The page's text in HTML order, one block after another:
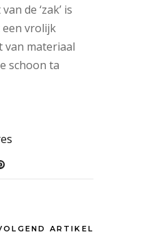
de ‘zak’ is
een vrolijk
van materiaal
schoon ta
ARTIKEL